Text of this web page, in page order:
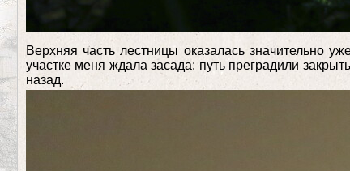
Верхняя часть лестницы оказалась значительно
участке меня ждала засада: путь преградили
назад.